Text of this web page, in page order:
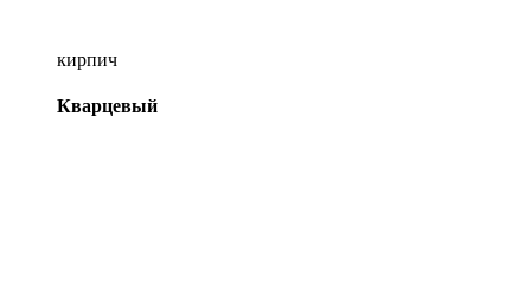
кирпич
Кварцевый